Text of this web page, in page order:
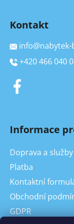
Kontakt
info@nabytek-
+420 466 040
Informace
Doprava a služby
Platba
Kontaktní
Obchodní
GDPR